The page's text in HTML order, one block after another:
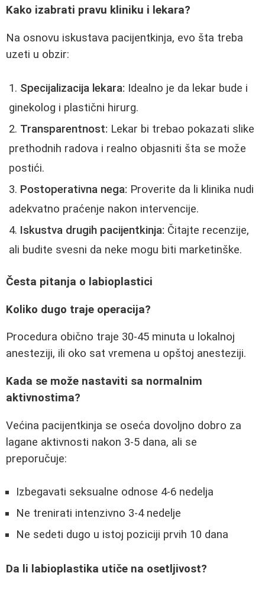
Kako izabrati pravu kliniku i lekara?
Na osnovu iskustava pacijentkinja, evo šta treba
uzeti u obzir:
Specijalizacija lekara: Idealno je da lekar bude i
ginekolog i plastični hirurg.
Transparentnost: Lekar bi trebao pokazati slike
prethodnih radova i realno objasniti šta se može
postići.
Postoperativna nega: Proverite da li klinika nudi
adekvatno praćenje nakon intervencije.
Iskustva drugih pacijentkinja: Čitajte recenzije,
ali budite svesni da neke mogu biti marketinške.
Česta pitanja o labioplastici
Koliko dugo traje operacija?
Procedura obično traje 30-45 minuta u lokalnoj
anesteziji, ili oko sat vremena u opštoj anesteziji.
Kada se može nastaviti sa normalnim
aktivnostima?
Većina pacijentkinja se oseća dovoljno dobro za
lagane aktivnosti nakon 3-5 dana, ali se
preporučuje:
Izbegavati seksualne odnose 4-6 nedelja
Ne trenirati intenzivno 3-4 nedelje
Ne sedeti dugo u istoj poziciji prvih 10 dana
Da li labioplastika utiče na osetljivost?